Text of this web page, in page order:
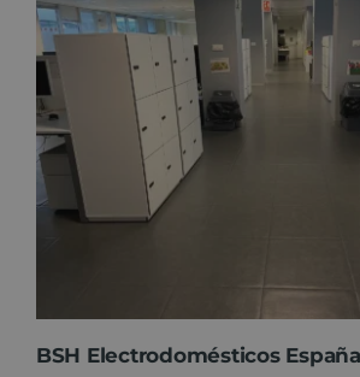
BSH Electrodomésticos